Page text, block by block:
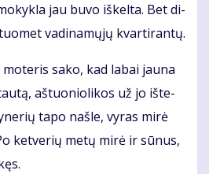
jau bu­vo iš­kel­ta. Bet di­
va­di­na­mų­jų kvar­ti­ran­tų.
sa­ko, kad la­bai jau­na
aš­tuo­nio­li­kos už jo iš­te­
ta­po naš­le, vy­ras mi­rė
ket­ve­rių me­tų mi­rė ir sū­nus,